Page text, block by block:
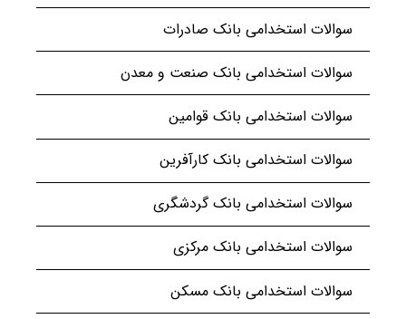
سوالات استخدامی بانک صادرات
سوالات استخدامی بانک صنعت و معدن
سوالات استخدامی بانک قوامین
سوالات استخدامی بانک کارآفرین
سوالات استخدامی بانک گردشگری
سوالات استخدامی بانک مرکزی
سوالات استخدامی بانک مسکن